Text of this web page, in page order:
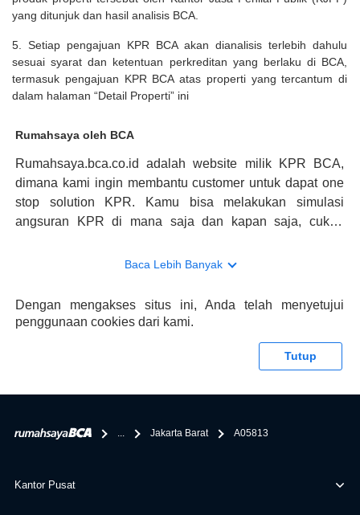
yang ditunjuk dan hasil analisis BCA.
5. Setiap pengajuan KPR BCA akan dianalisis terlebih dahulu
sesuai syarat dan ketentuan perkreditan yang berlaku di BCA,
termasuk pengajuan KPR BCA atas properti yang tercantum di
dalam halaman “Detail Properti” ini
Rumahsaya oleh BCA
Rumahsaya.bca.co.id adalah website milik KPR BCA,
dimana kami ingin membantu customer untuk dapat one
stop solution KPR. Kamu bisa melakukan simulasi
angsuran KPR di mana saja dan kapan saja, cukup
konsultasi mengenai KPR, maka ada layanan live chat
memberikan keuntungan yang berlipat, persyaratan
pengajuan KPR BCA juga sangat mudah, kamu bisa cek
tentang properti disini BCA hanya sebagai pihak
bertanggung jawab terhadap informasi yang rekanan
Baca Lebih Banyak
Dengan mengakses situs ini, Anda telah menyetujui
penggunaan cookies dari kami.
Tutup
... Jakarta Barat A05813
Kantor Pusat